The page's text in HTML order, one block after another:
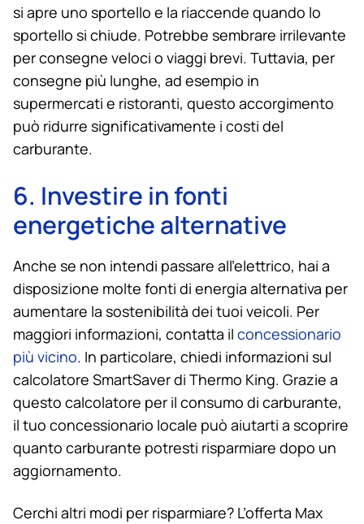
si apre uno sportello e la riaccende quando lo
sportello si chiude. Potrebbe sembrare irrilevante
per consegne veloci o viaggi brevi. Tuttavia, per
consegne più lunghe, ad esempio in
supermercati e ristoranti, questo accorgimento
può ridurre significativamente i costi del
carburante.
6. Investire in fonti
energetiche alternative
Anche se non intendi passare all’elettrico, hai a
disposizione molte fonti di energia alternativa per
aumentare la sostenibilità dei tuoi veicoli. Per
maggiori informazioni, contatta il concessionario
più vicino. In particolare, chiedi informazioni sul
calcolatore SmartSaver di Thermo King. Grazie a
questo calcolatore per il consumo di carburante,
il tuo concessionario locale può aiutarti a scoprire
quanto carburante potresti risparmiare dopo un
aggiornamento.
Cerchi altri modi per risparmiare? L’offerta Max